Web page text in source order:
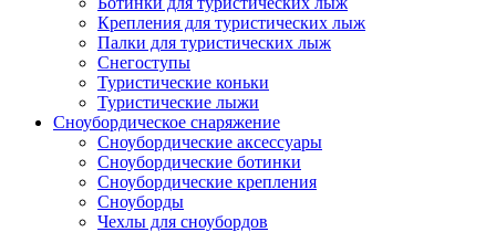
Крепления для туристических лыж
Палки для туристических лыж
Снегоступы
Туристические коньки
Туристические лыжи
Сноубордическое снаряжение
Сноубордические аксессуары
Сноубордические ботинки
Сноубордические крепления
Сноуборды
Чехлы для сноубордов